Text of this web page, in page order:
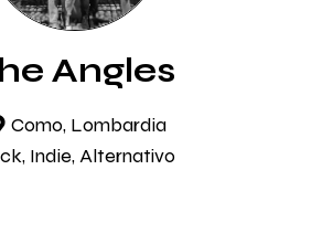
Angles
Como, Lombardia
Indie, Alternativo